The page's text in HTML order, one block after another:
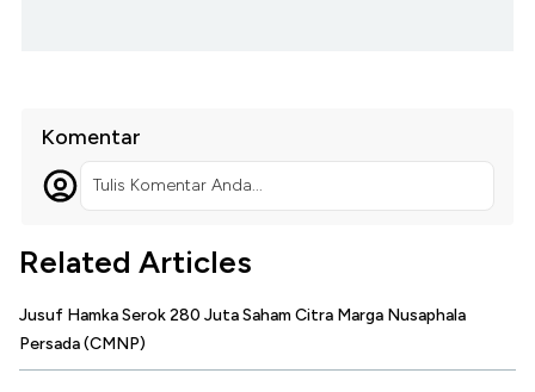
Komentar
Tulis Komentar Anda...
Related Articles
Jusuf Hamka Serok 280 Juta Saham Citra Marga Nusaphala
Persada (CMNP)